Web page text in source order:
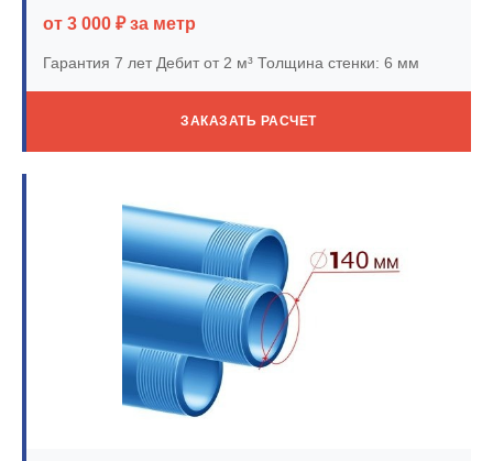
от 3 000 ₽ за метр
Гарантия 7 летДебит от 2 м³ Толщина стенки: 6 мм
ЗАКАЗАТЬ РАСЧЕТ